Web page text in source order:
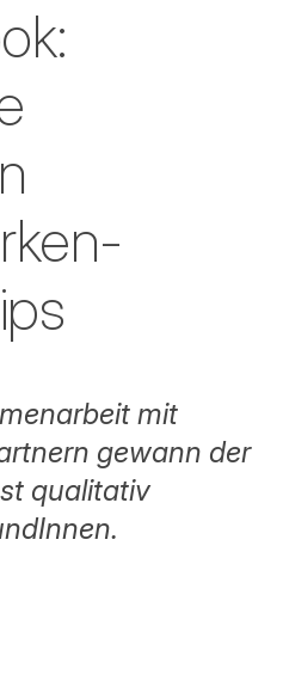
mit
gewann der
qualitativ